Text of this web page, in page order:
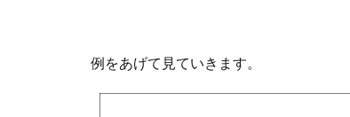
例をあげて見ていきます。